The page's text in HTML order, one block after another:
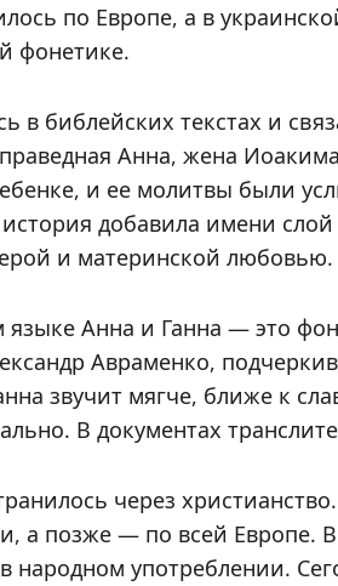
по Европе, а в
фонетике.
в библейских текстах и
Анна, жена
и ее молитвы были
добавила имени
и материнской любовью.
языке Анна и Ганна — это
Авраменко,
звучит мягче, ближе к
В документах
через
а позже — по всей Европе.
народном употреблении.